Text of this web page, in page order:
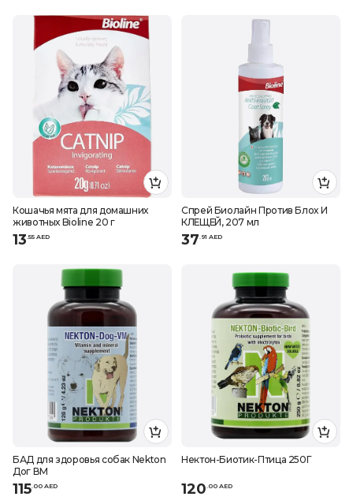
Кошачья мята для домашних
животных Bioline 20 г
13.55 AED
Спрей Биолайн Против Блох И
КЛЕЩЕЙ, 207 мл
37.91 AED
БАД для здоровья собак Nekton
Дог ВМ
115.00 AED
Нектон-Биотик-Птица 250Г
120.00 AED